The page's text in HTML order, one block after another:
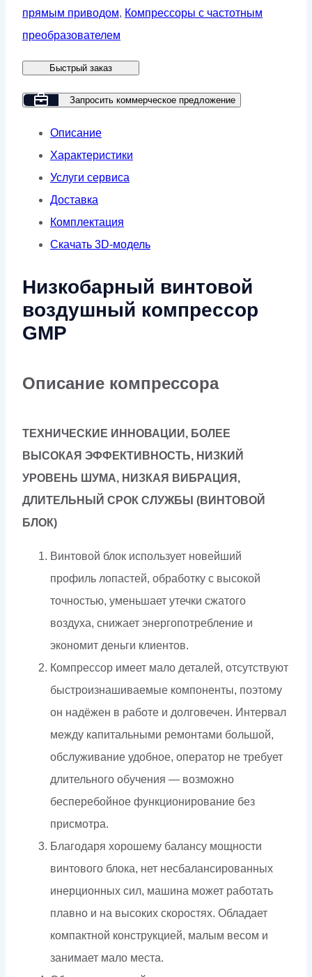
GMP
GM37-
VSD
прямым приводом, Компрессоры с частотным
преобразователем
Быстрый заказ
Запросить коммерческое предложение
Описание
Характеристики
Услуги сервиса
Доставка
Комплектация
Скачать 3D-модель
Низкобарный винтовой
воздушный компрессор
GMP
Описание компрессора
ТЕХНИЧЕСКИЕ ИННОВАЦИИ, БОЛЕЕ
ВЫСОКАЯ ЭФФЕКТИВНОСТЬ, НИЗКИЙ
УРОВЕНЬ ШУМА, НИЗКАЯ ВИБРАЦИЯ,
ДЛИТЕЛЬНЫЙ СРОК СЛУЖБЫ (ВИНТОВОЙ
БЛОК)
Винтовой блок использует новейший
профиль лопастей, обработку с высокой
точностью, уменьшает утечки сжатого
воздуха, снижает энергопотребление и
экономит деньги клиентов.
Компрессор имеет мало деталей, отсутствуют
быстроизнашиваемые компоненты, поэтому
он надёжен в работе и долговечен. Интервал
между капитальными ремонтами большой,
обслуживание удобное, оператор не требует
длительного обучения — возможно
бесперебойное функционирование без
присмотра.
Благодаря хорошему балансу мощности
винтового блока, нет несбалансированных
инерционных сил, машина может работать
плавно и на высоких скоростях. Обладает
компактной конструкцией, малым весом и
занимает мало места.